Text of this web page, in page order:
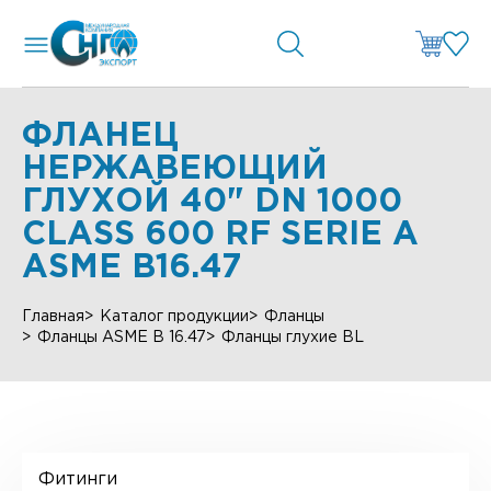
ФЛАНЕЦ
НЕРЖАВЕЮЩИЙ
ГЛУХОЙ 40" DN 1000
CLASS 600 RF SERIE А
ASME B16.47
Главная Каталог продукции
Фланцы
Фланцы ASME B 16.47
Фланцы глухие BL
Фитинги